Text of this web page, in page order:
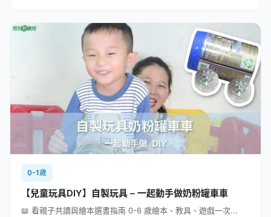
0-1歲
【兒童玩具DIY】自製玩具 – 一起動手做奶粉罐車車
📖 看親子共讀與繪本選書指南 0-6 歲繪本、教具、遊戲一次...